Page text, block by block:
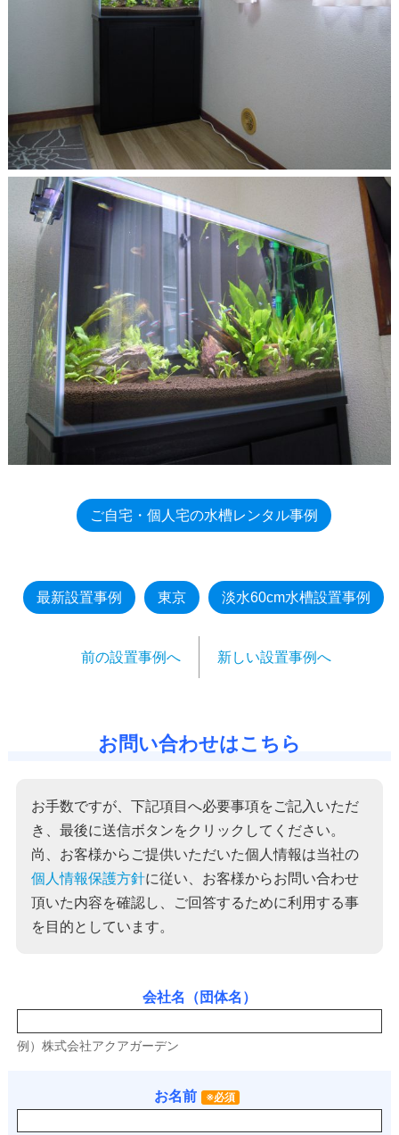
ご自宅・個人宅の水槽レンタル事例
最新設置事例 東京 淡水60cm水槽設置事例
前の設置事例へ 新しい設置事例へ
お問い合わせはこちら
お手数ですが、下記項目へ必要事項をご記入いただ
き、最後に送信ボタンをクリックしてください。
尚、お客様からご提供いただいた個人情報は当社の
個人情報保護方針に従い、お客様からお問い合わせ
頂いた内容を確認し、ご回答するために利用する事
を目的としています。
会社名（団体名）
例）株式会社アクアガーデン
お名前 ※必須